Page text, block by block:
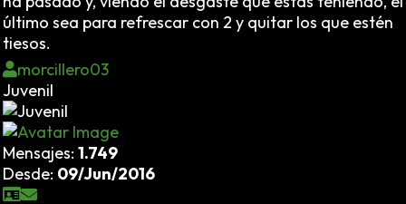
último sea para refrescar con 2 y quitar los que estén
tiesos.
morcillero03
Juvenil
Mensajes: 1.749
Desde: 09/Jun/2016